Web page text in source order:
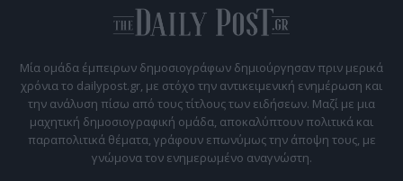
Μία ομάδα έμπειρων δημοσιογράφων δημιούργησαν πριν μερικά
χρόνια το dailypost.gr, με στόχο την αντικειμενική ενημέρωση και
την ανάλυση πίσω από τους τίτλους των ειδήσεων. Μαζί με μια
μαχητική δημοσιογραφική ομάδα, αποκαλύπτουν πολιτικά και
παραπολιτικά θέματα, γράφουν επωνύμως την άποψη τους, με
γνώμονα τον ενημερωμένο αναγνώστη.